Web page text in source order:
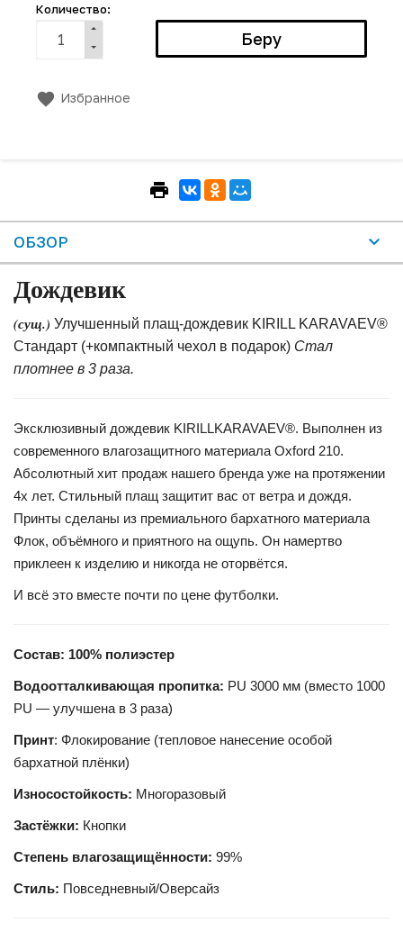
Количество:
Избранное
ОБЗОР
Дождевик
(сущ.) Улучшенный плащ-дождевик KIRILL KARAVAEV®
Стандарт (+компактный чехол в подарок) Стал
плотнее в 3 раза.
Эксклюзивный дождевик KIRILLKARAVAEV®. Выполнен из
современного влагозащитного материала Oxford 210.
Абсолютный хит продаж нашего бренда уже на протяжении
4х лет. Стильный плащ защитит вас от ветра и дождя.
Принты сделаны из премиального бархатного материала
Флок, объёмного и приятного на ощупь. Он намертво
приклеен к изделию и никогда не оторвётся.
И всё это вместе почти по цене футболки.
Состав: 100% полиэстер
Водоотталкивающая пропитка: PU 3000 мм (вместо 1000
PU — улучшена в 3 раза)
Принт: Флокирование (тепловое нанесение особой
бархатной плёнки)
Износостойкость: Многоразовый
Застёжки: Кнопки
Степень влагозащищённости: 99%
Стиль: Повседневный/Оверсайз